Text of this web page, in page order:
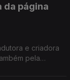
da página
e criadora
pela